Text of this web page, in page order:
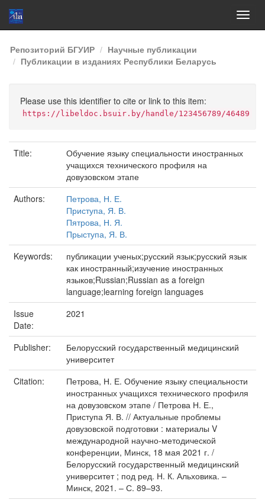
Skip
navigation
Репозиторий БГУИР
Научные публикации
Публикации в изданиях Республики Беларусь
Please use this identifier to cite or link to this item:
https://libeldoc.bsuir.by/handle/123456789/46489
Title:
Обучение языку специальности иностранных
учащихся технического профиля на
довузовском этапе
Authors:
Петрова, Н. Е.
Приступа, Я. В.
Пятрова, Н. Я.
Прыступа, Я. В.
Keywords:
публикации ученых;русский язык;русский язык
как иностранный;изучение иностранных
языков;Russian;Russian as a foreign
language;learning foreign languages
Issue
Date:
2021
Publisher:
Белорусский государственный медицинский
университет
Citation:
Петрова, Н. Е. Обучение языку специальности
иностранных учащихся технического профиля
на довузовском этапе / Петрова Н. Е.,
Приступа Я. В. // Актуальные проблемы
довузовской подготовки : материалы V
международной научно-методической
конференции, Минск, 18 мая 2021 г. /
Белорусский государственный медицинский
университет ; под ред. Н. К. Альховика. –
Минск, 2021. – С. 89–93.